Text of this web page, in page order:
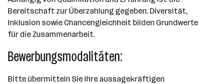
Bereitschaft zur Überzahlung gegeben. Diversität,
Inklusion sowie Chancengleichheit bilden Grundwerte
für die Zusammenarbeit.
Bewerbungsmodalitäten:
Bitte übermitteln Sie Ihre aussagekräftigen